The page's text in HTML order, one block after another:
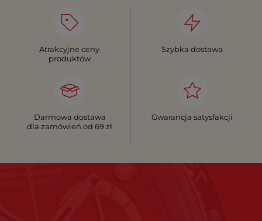
Atrakcyjne ceny
produktów
Szybka dostawa
Darmowa dostawa
dla zamówień od 69 zł
Gwarancja satysfakcji